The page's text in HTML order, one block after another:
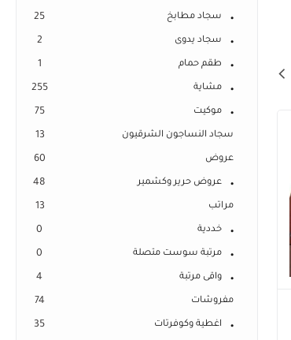
سجاد مطابخ 25
سجاد يدوى 2
طقم حمام 1
مشاية 255
موكيت 75
سجاد النساجون الشرقيون 13
عروض 60
عروض حرير وكشمير 48
مراتب 13
خددية 0
مرتبة سوست متصلة 0
واقى مرتبة 4
مفروشات 74
اغطية وكوفرتات 35